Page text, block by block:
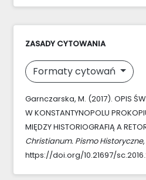
ZASADY CYTOWANIA
Formaty cytowań
Garnczarska, M. (2017). OPIS
W KONSTANTYNOPOLU
MIĘDZY HISTORIOGRAFIĄ A
Christianum. Pismo Historyczne,
https://doi.org/10.21697/